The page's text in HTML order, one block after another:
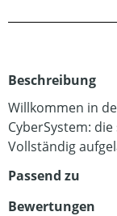
Beschreibung
Willkommen in
CyberSystem:
Vollständig
Passend zu
Bewertungen